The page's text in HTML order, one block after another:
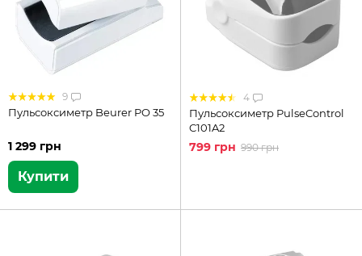
9
Пульсоксиметр Beurer PO 35
1 299 грн
Купити
4
Пульсоксиметр PulseControl
C101A2
799 грн 990 грн